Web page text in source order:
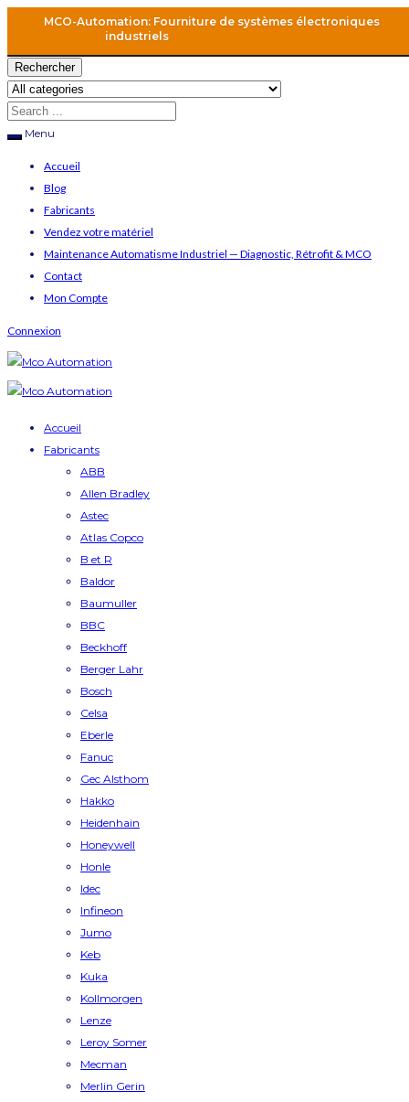
MCO-Automation: Fourniture de systèmes électroniques
industriels
Rechercher
Menu
Accueil
Blog
Fabricants
Vendez votre matériel
Maintenance Automatisme Industriel — Diagnostic, Rétrofit & MCO
Contact
Mon Compte
Connexion
Accueil
Fabricants
ABB
Allen Bradley
Astec
Atlas Copco
B et R
Baldor
Baumuller
BBC
Beckhoff
Berger Lahr
Bosch
Celsa
Eberle
Fanuc
Gec Alsthom
Hakko
Heidenhain
Honeywell
Honle
Idec
Infineon
Jumo
Keb
Kuka
Kollmorgen
Lenze
Leroy Somer
Mecman
Merlin Gerin